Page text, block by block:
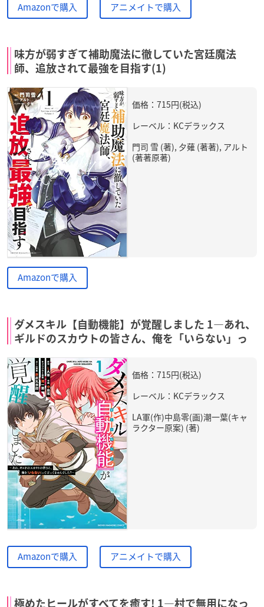
Amazonで購入 アニメイトで購入
味方が弱すぎて補助魔法に徹していた宮廷魔法
師、追放されて最強を目指す(1)
価格：715円(税込)
レーベル：KCデラックス
門司 雪 (著), 夕薙 (著著), アルト
(著著原著)
Amazonで購入
ダメスキル【自動機能】が覚醒しました 1―あれ、
ギルドのスカウトの皆さん、俺を「いらない」っ
価格：715円(税込)
レーベル：KCデラックス
LA軍(作)中島零(画)潮一葉(キャ
ラクター原案) (著)
Amazonで購入 アニメイトで購入
極めたヒールがすべてを癒す! 1―村で無用になっ